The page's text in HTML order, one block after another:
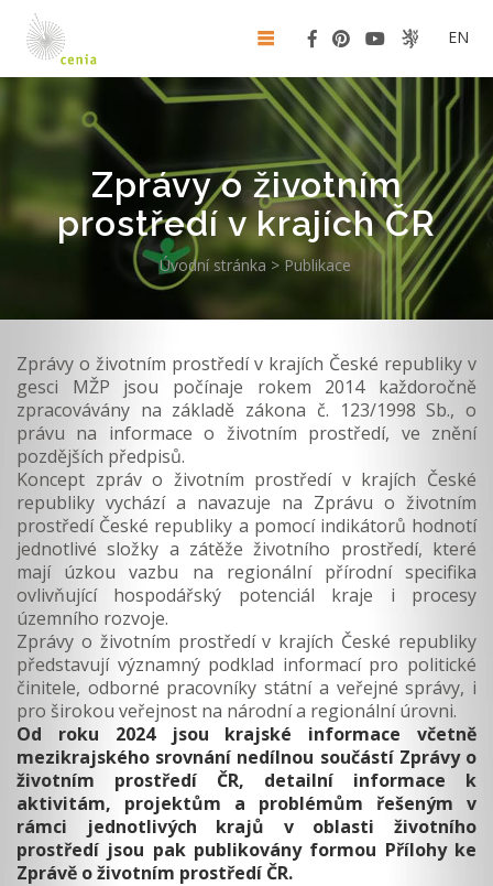
EN
Zprávy o životním
prostředí v krajích ČR
Úvodní stránka >Publikace
Zprávy o životním prostředí v krajích České republiky v
gesci MŽP jsou počínaje rokem 2014 každoročně
zpracovávány na základě zákona č. 123/1998 Sb., o
právu na informace o životním prostředí, ve znění
pozdějších předpisů.
Koncept zpráv o životním prostředí v krajích České
republiky vychází a navazuje na Zprávu o životním
prostředí České republiky a pomocí indikátorů hodnotí
jednotlivé složky a zátěže životního prostředí, které
mají úzkou vazbu na regionální přírodní specifika
ovlivňující hospodářský potenciál kraje i procesy
územního rozvoje.
Zprávy o životním prostředí v krajích České republiky
představují významný podklad informací pro politické
činitele, odborné pracovníky státní a veřejné správy, i
pro širokou veřejnost na národní a regionální úrovni.
Od roku 2024 jsou krajské informace včetně
mezikrajského srovnání nedílnou součástí Zprávy o
životním prostředí ČR, detailní informace k
aktivitám, projektům a problémům řešeným v
rámci jednotlivých krajů v oblasti životního
prostředí jsou pak publikovány formou Přílohy ke
Zprávě o životním prostředí ČR.